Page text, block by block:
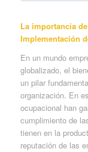
La importancia
Implementación
En un mundo
globalizado, el
un pilar
organización. En
ocupacional han
cumplimiento de
tienen en la
reputación de las